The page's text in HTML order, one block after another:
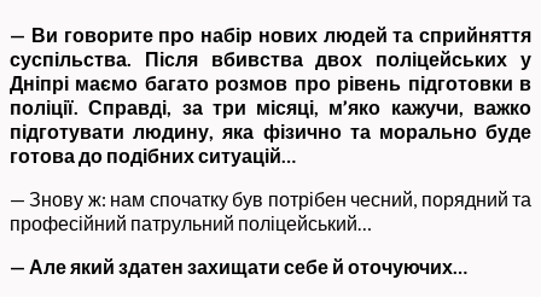
— Ви говорите про набір нових людей та сприйняття
суспільства. Після вбивства двох поліцейських у
Дніпрі маємо багато розмов про рівень підготовки в
поліції. Справді, за три місяці, м’яко кажучи, важко
підготувати людину, яка фізично та морально буде
готова до подібних ситуацій…
— Знову ж: нам спочатку був потрібен чесний, порядний та
професійний патрульний поліцейський…
— Але який здатен захищати себе й оточуючих…